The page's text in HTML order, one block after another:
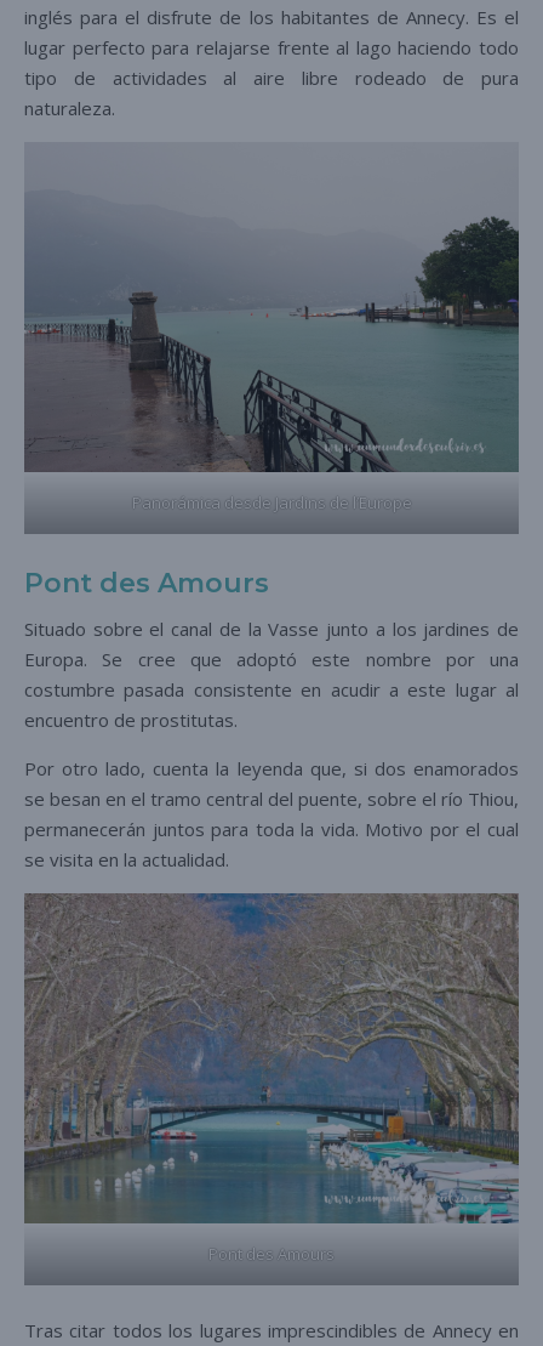
inglés para el disfrute de los habitantes de Annecy. Es el
lugar perfecto para relajarse frente al lago haciendo todo
tipo de actividades al aire libre rodeado de pura
naturaleza.
Panorámica desde Jardins de l’Europe
Pont des Amours
Situado sobre el canal de la Vasse junto a los jardines de
Europa. Se cree que adoptó este nombre por una
costumbre pasada consistente en acudir a este lugar al
encuentro de prostitutas.
Por otro lado, cuenta la leyenda que, si dos enamorados
se besan en el tramo central del puente, sobre el río Thiou,
permanecerán juntos para toda la vida. Motivo por el cual
se visita en la actualidad.
Pont des Amours
Tras citar todos los lugares imprescindibles de Annecy en